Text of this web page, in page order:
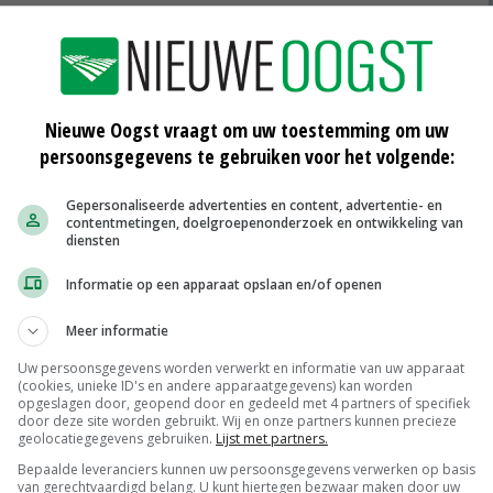
maar dat duurt wat langer
stuurden we een brief aan de koepel van
we met de Consumentenbond. De Kip van
Autoriteit Consument & Markt (ACM).
De Franse overkoepelende boerenbond FNSEA
de import van palmolie. Het Franse koolzaadolie is
maar dat moeten we ervoor overhebben, zo klinkt
langer. Er staat bijvoorbeeld in het regeerakkoord
milieu en dierenwelzijn, zij daarvoor betaald
Nieuwe Oogst vraagt om uw toestemming om uw
persoonsgegevens te gebruiken voor het volgende:
Gepersonaliseerde advertenties en content, advertentie- en
contentmetingen, doelgroepenonderzoek en ontwikkeling van
diensten
Informatie op een apparaat opslaan en/of openen
Meer informatie
Uw persoonsgegevens worden verwerkt en informatie van uw apparaat
(cookies, unieke ID's en andere apparaatgegevens) kan worden
opgeslagen door, geopend door en gedeeld met 4 partners of specifiek
door deze site worden gebruikt. Wij en onze partners kunnen precieze
geolocatiegegevens gebruiken. Lijst met partners.
Bepaalde leveranciers kunnen uw persoonsgegevens verwerken op basis
van gerechtvaardigd belang. U kunt hiertegen bezwaar maken door uw